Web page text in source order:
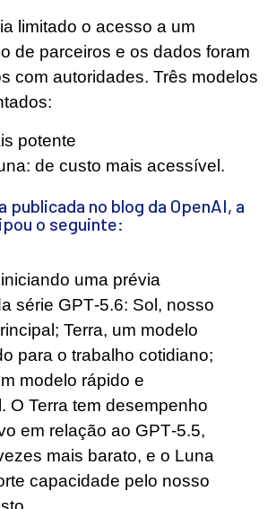
limitado o acesso a um
de parceiros e os dados foram
com autoridades. Três modelos
potente
de custo mais acessível.
publicada no blog da OpenAI, a
o seguinte:
uma prévia
série GPT‑5.6: Sol, nosso
Terra, um modelo
para o trabalho cotidiano;
modelo rápido e
O Terra tem desempenho
em relação ao GPT‑5.5,
mais barato, e o Luna
capacidade pelo nosso